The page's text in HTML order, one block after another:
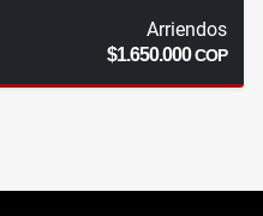
Arriendos
$1.650.000COP